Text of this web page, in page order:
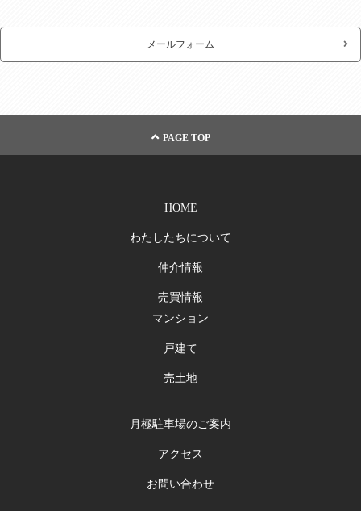
メールフォーム
PAGE TOP
HOME
わたしたちについて
仲介情報
売買情報
マンション
戸建て
売土地
月極駐車場のご案内
アクセス
お問い合わせ